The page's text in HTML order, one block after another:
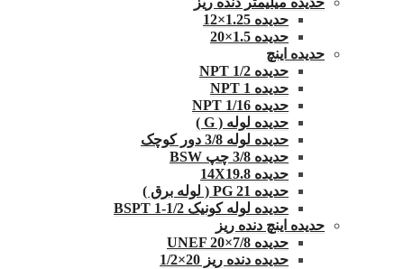
حدیده 1.25×12
حدیده 1.5×20
حدیده اینچ
حدیده 1/2 NPT
حدیده NPT 1
حدیده 1/16 NPT
حدیده لوله ( G )
حدیده لوله 3/8 دور کوچک
حدیده 3/8 چپ BSW
حدیده 14X19.8
حدیده 21 PG ( لوله برق )
حدیده لوله کونیک 1/2-1 BSPT
حدیده اینچ دنده ریز
حدیده UNEF 20×7/8
حدیده دنده ریز 20×1/2